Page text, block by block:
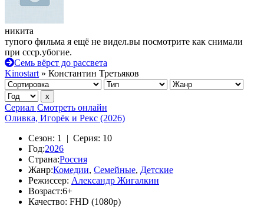
никита
тупого фильма я ещё не видел.вы посмотрите как снимали
при ссср.убогие.
Семь вёрст до рассвета
Kinostart » Константин Третьяков
Сериал Смотреть онлайн
Оливка, Игорёк и Рекс (2026)
Сезон: 1 | Серия: 10
Год:2026
Страна:Россия
Жанр:Комедии, Семейные, Детские
Режиссер: Александр Жигалкин
Возраст:6+
Качество: FHD (1080p)